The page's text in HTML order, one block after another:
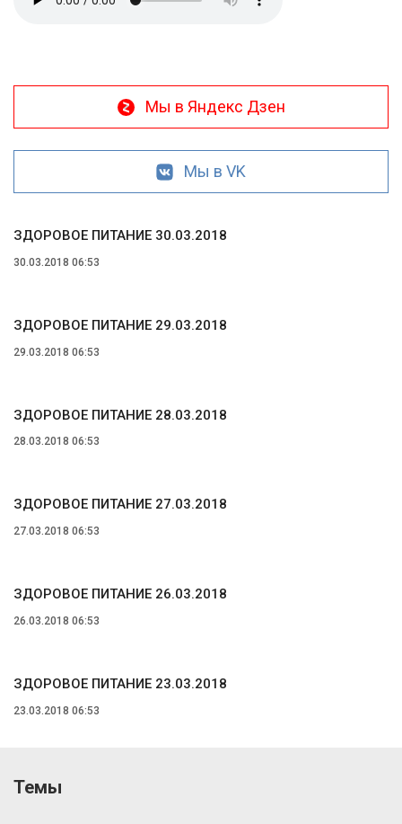
Мы в Яндекс Дзен
Мы в VK
ЗДОРОВОЕ ПИТАНИЕ 30.03.2018
30.03.2018 06:53
ЗДОРОВОЕ ПИТАНИЕ 29.03.2018
29.03.2018 06:53
ЗДОРОВОЕ ПИТАНИЕ 28.03.2018
28.03.2018 06:53
ЗДОРОВОЕ ПИТАНИЕ 27.03.2018
27.03.2018 06:53
ЗДОРОВОЕ ПИТАНИЕ 26.03.2018
26.03.2018 06:53
ЗДОРОВОЕ ПИТАНИЕ 23.03.2018
23.03.2018 06:53
Темы